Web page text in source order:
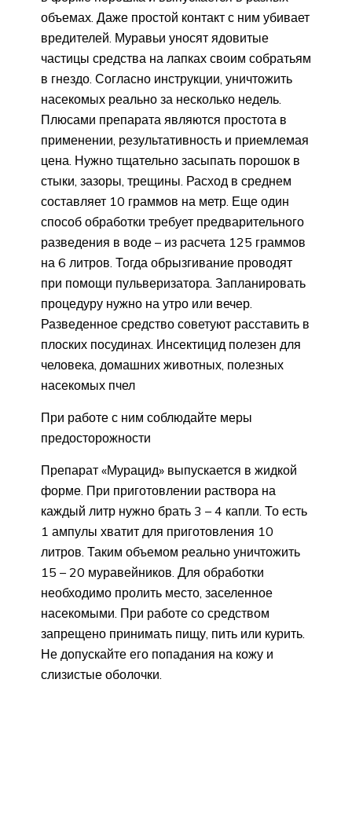
объемах. Даже простой контакт с ним убивает
вредителей. Муравьи уносят ядовитые
частицы средства на лапках своим собратьям
в гнездо. Согласно инструкции, уничтожить
насекомых реально за несколько недель.
Плюсами препарата являются простота в
применении, результативность и приемлемая
цена. Нужно тщательно засыпать порошок в
стыки, зазоры, трещины. Расход в среднем
составляет 10 граммов на метр. Еще один
способ обработки требует предварительного
разведения в воде – из расчета 125 граммов
на 6 литров. Тогда обрызгивание проводят
при помощи пульверизатора. Запланировать
процедуру нужно на утро или вечер.
Разведенное средство советуют расставить в
плоских посудинах. Инсектицид полезен для
человека, домашних животных, полезных
насекомых пчел
При работе с ним соблюдайте меры
предосторожности
Препарат «Мурацид» выпускается в жидкой
форме. При приготовлении раствора на
каждый литр нужно брать 3 – 4 капли. То есть
1 ампулы хватит для приготовления 10
литров. Таким объемом реально уничтожить
15 – 20 муравейников. Для обработки
необходимо пролить место, заселенное
насекомыми. При работе со средством
запрещено принимать пищу, пить или курить.
Не допускайте его попадания на кожу и
слизистые оболочки.